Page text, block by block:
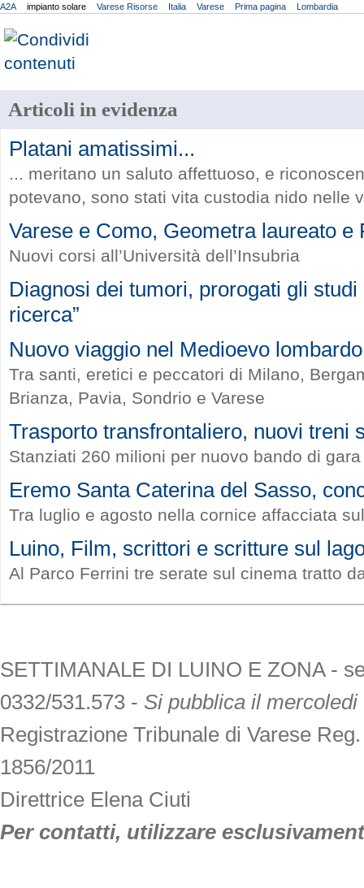
A2A impianto solare Varese Risorse Italia Varese Prima pagina Lombardia
Articoli in evidenza
Platani amatissimi...
... meritano un saluto affettuoso, e
potevano, sono stati vita custodia nido nelle
Varese e Como, Geometra laureato e
Nuovi corsi all’Università dell’Insubria
Diagnosi dei tumori, prorogati gli
ricerca”
Nuovo viaggio nel Medioevo lombardo
Tra santi, eretici e peccatori di Milano,
Brianza, Pavia, Sondrio e Varese
Trasporto transfrontaliero, nuovi treni
Stanziati 260 milioni per nuovo bando di gara
Eremo Santa Caterina del Sasso,
Tra luglio e agosto nella cornice affacciata
Luino, Film, scrittori e scritture sul
Al Parco Ferrini tre serate sul cinema tratto
SETTIMANALE DI LUINO E ZONA -
0332/531.573 - Si pubblica il mercoledi
Registrazione Tribunale di Varese
1856/2011
Direttrice Elena Ciuti
Per contatti, utilizzare